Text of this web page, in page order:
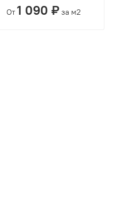
От 1 090 ₽ за м2